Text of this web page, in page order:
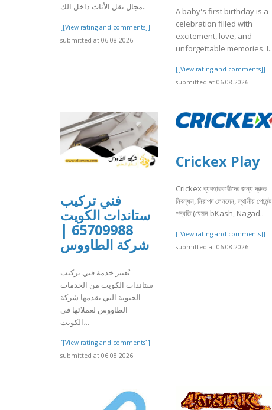
مجال نقل الأثاث داخل الك..
[[View rating and comments]]
submitted at 06.08.2026
A baby's first birthday is a
celebration filled with
excitement, love, and
unforgettable memories. I..
[[View rating and comments]]
submitted at 06.08.2026
فني تركيب
ستاندات الكويت
65709988 |
شركة الطاووس
تُعتبر خدمة فني تركيب
ستاندات الكويت من الخدمات
الحيوية التي تقدمها شركة
الطاووس لعملائها في
الكويت،..
[[View rating and comments]]
submitted at 06.08.2026
Crickex Play
Crickex ব্যবহারকারীদের জন্য দ্রুত
নিবন্ধন, নিরাপদ লেনদেন, স্থানীয় পেমেন্ট
পদ্ধতি (যেমন bKash, Nagad..
[[View rating and comments]]
submitted at 06.08.2026